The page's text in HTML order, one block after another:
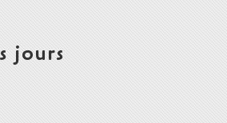
jours